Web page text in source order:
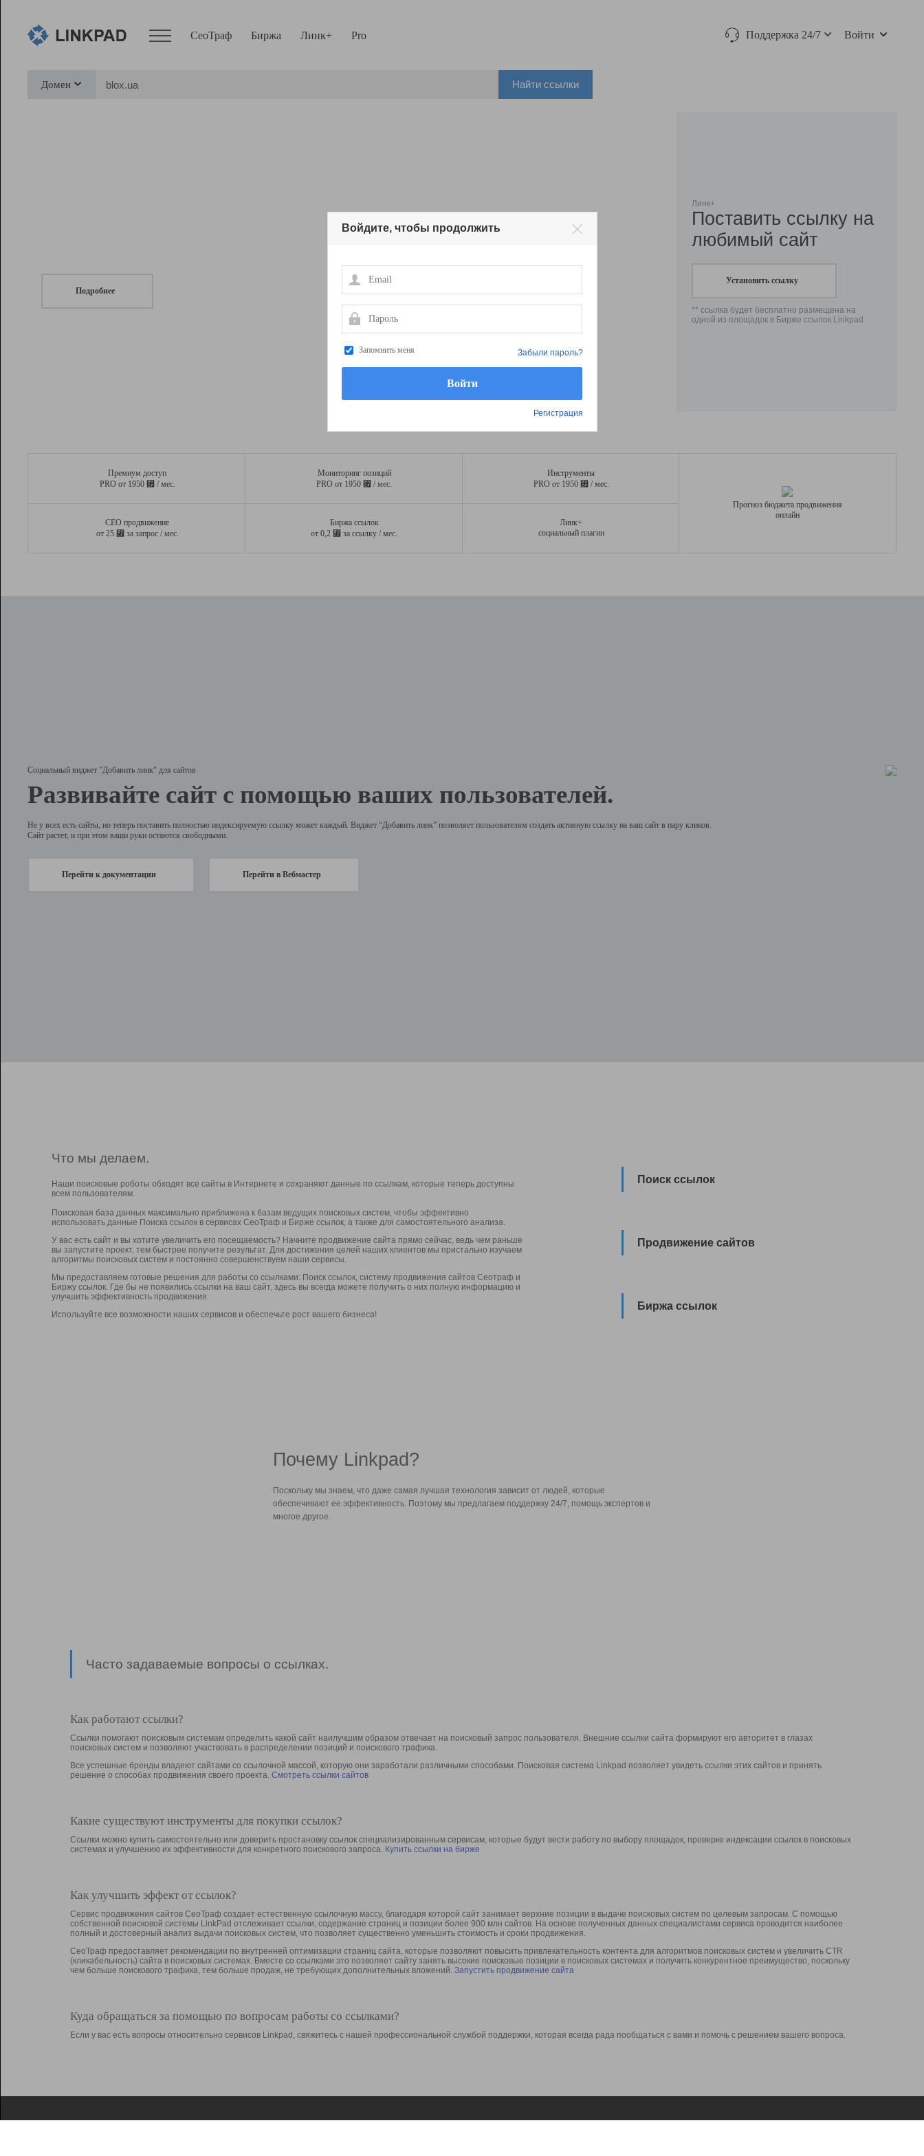
СеоТраф Биржа Линк+ Pro Поддержка 24/7 Войти
Домен Найти ссылки
Подробнее
Линк+
Поставить ссылку на
любимый сайт
Установить ссылку
** ссылка будет бесплатно размещена на
одной из площадок в Бирже ссылок Linkpad
Премиум доступ
PRO от 1950 ⃏ / мес.
Мониторинг позиций
PRO от 1950 ⃏ / мес.
Инструменты
PRO от 1950 ⃏ / мес.
СЕО продвижение
от 25 ⃏ за запрос / мес.
Биржа ссылок
от 0,2 ⃏ за ссылку / мес.
Линк+
социальный плагин
Прогноз бюджета продвижения
онлайн
Социальный виджет "Добавить линк" для сайтов
Развивайте сайт с помощью ваших пользователей.
Не у всех есть сайты, но теперь поставить полностью индексируемую ссылку может каждый. Виджет “Добавить линк” позволяет пользователям создать активную ссылку на ваш сайт в пару кликов.
Сайт растет, и при этом ваши руки остаются свободными.
Перейти к документации Перейти в Вебмастер
Что мы делаем.
Наши поисковые роботы обходят все сайты в Интернете и сохраняют данные по ссылкам, которые теперь доступны
всем пользователям.
Поисковая база данных максимально приближена к базам ведущих поисковых систем, чтобы эффективно
использовать данные Поиска ссылок в сервисах СеоТраф и Бирже ссылок, а также для самостоятельного анализа.
У вас есть сайт и вы хотите увеличить его посещаемость? Начните продвижение сайта прямо сейчас, ведь чем раньше
вы запустите проект, тем быстрее получите результат. Для достижения целей наших клиентов мы пристально изучаем
алгоритмы поисковых систем и постоянно совершенствуем наши сервисы.
Мы предоставляем готовые решения для работы со ссылками: Поиск ссылок, систему продвижения сайтов Сеотраф и
Биржу ссылок. Где бы не появились ссылки на ваш сайт, здесь вы всегда можете получить о них полную информацию и
улучшить эффективность продвижения.
Используйте все возможности наших сервисов и обеспечьте рост вашего бизнеса!
Поиск ссылок
Продвижение сайтов
Биржа ссылок
Почему Linkpad?
Поскольку мы знаем, что даже самая лучшая технология зависит от людей, которые
обеспечивают ее эффективность. Поэтому мы предлагаем поддержку 24/7, помощь экспертов и
многое другое.
Часто задаваемые вопросы о ссылках.
Как работают ссылки?
Ссылки помогают поисковым системам определить какой сайт наилучшим образом отвечает на поисковый запрос пользователя. Внешние ссылки сайта формируют его авторитет в глазах
поисковых систем и позволяют участвовать в раcпределении позиций и поискового трафика.
Все успешные бренды владеют сайтами со ссылочной массой, которую они заработали различными способами. Поисковая система Linkpad позволяет увидеть ссылки этих сайтов и принять
решение о способах продвижения своего проекта. Смотреть ссылки сайтов
Какие существуют инструменты для покупки ссылок?
Ссылки можно купить самостоятельно или доверить простановку ссылок специализированным сервисам, которые будут вести работу по выбору площадок, проверке индексации ссылок в поисковых
системах и улучшению их эффективности для конкретного поискового запроса. Купить ссылки на бирже
Как улучшить эффект от ссылок?
Сервис продвижения сайтов СеоТраф создает естественную ссылочную массу, благодаря которой сайт занимает верхние позиции в выдаче поисковых систем по целевым запросам. С помощью
собственной поисковой системы LinkPad отслеживает ссылки, содержание страниц и позиции более 900 млн сайтов. На основе полученных данных специалистами сервиса проводится наиболее
полный и достоверный анализ выдачи поисковых систем, что позволяет существенно уменьшить стоимость и сроки продвижения.
СеоТраф предоставляет рекомендации по внутренней оптимизации страниц сайта, которые позволяют повысить привлекательность контента для алгоритмов поисковых систем и увеличить CTR
(кликабельность) сайта в поисковых системах. Вместе со ссылками это позволяет сайту занять высокие поисковые позиции в поисковых системах и получить конкурентное преимущество, поскольку
чем больше поискового трафика, тем больше продаж, не требующих дополнительных вложений. Запустить продвижение сайта
Куда обращаться за помощью по вопросам работы со ссылками?
Если у вас есть вопросы относительно сервисов Linkpad, свяжитесь с нашей профессиональной службой поддержки, которая всегда рада пообщаться с вами и помочь с решением вашего вопроса.
Войдите, чтобы продолжить
Email
Пароль
Запомнить меня
Регистрация
Забыли пароль?